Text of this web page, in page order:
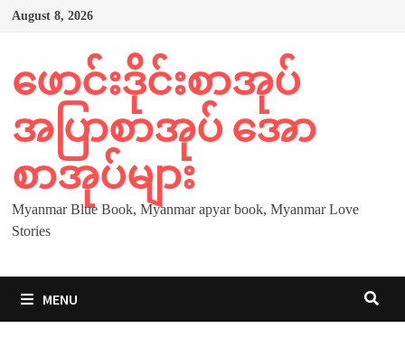
Skip
August 8, 2026
ဖောင်းဒိုင်းစာအုပ်
အပြာစာအုပ် အော
စာအုပ်များ
Myanmar Blue Book, Myanmar apyar book, Myanmar Love
Stories
MENU